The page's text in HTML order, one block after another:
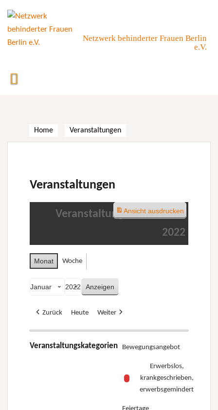
content
Netzwerk behinderter Frauen Berlin
e.V.
Home Veranstaltungen
Veranstaltungen
Veranstaltungen im Januar
2022
Monat Woche
Zurück Heute Weiter
Veranstaltungskategorien Bewegungsangebot
Erwerbslos,
krankgeschrieben,
erwerbsgemindert
Ansichtausdrucken